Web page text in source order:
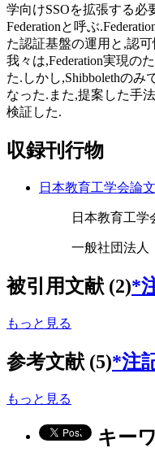
学向けSSOを拡張する必
Federationと呼ぶ
た認証基盤の運用と,認
我々は,Federation実現の
た.しかし,Shibbolethのみ
なった.また,提案した手
検証した.
収録刊行物
日本教育工学会論
日本教育工学
一般社団法
被引用文献 (2)*
もっと見る
参考文献 (5)*注
もっと見る
キー